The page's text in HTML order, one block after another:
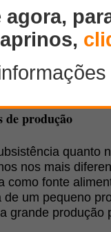
certamente, um
profissionais
de sua
sob
de produção
quanto
nos mais
como fonte
um pequeno
grande produção